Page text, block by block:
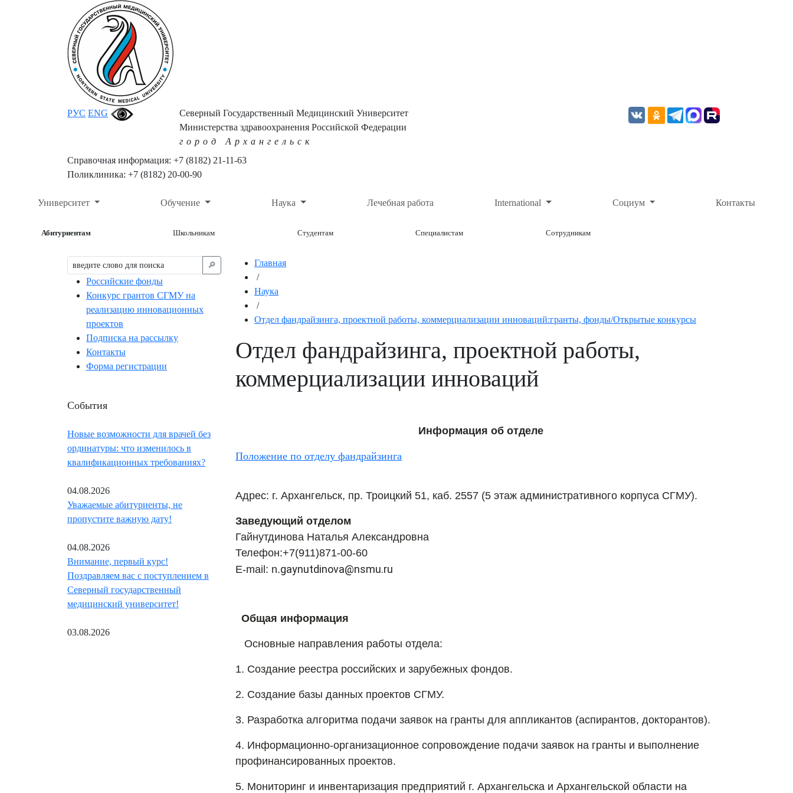
РУС ENG
Северный Государственный Медицинский Университет
Министерства здравоохранения Российской Федерации
город Архангельск
Справочная информация: +7 (8182) 21-11-63
Поликлиника: +7 (8182) 20-00-90
Университет Обучение Наука Лечебная работа International Социум Контакты
Абитуриентам Школьникам Студентам Специалистам Сотрудникам
🔎︎
Российские фонды
Конкурс грантов СГМУ на
реализацию инновационных
проектов
Подписка на рассылку
Контакты
Форма регистрации
События
Новые возможности для врачей без
ординатуры: что изменилось в
квалификационных требованиях?
04.08.2026
Уважаемые абитуриенты, не
пропустите важную дату!
04.08.2026
Внимание, первый курс!
Поздравляем вас с поступлением в
Северный государственный
медицинский университет!
03.08.2026
Главная
/
Наука
/
Отдел фандрайзинга, проектной работы, коммерциализации инноваций:гранты, фонды/Открытые конкурсы
Отдел фандрайзинга, проектной работы,
коммерциализации инноваций
Информация об отделе
Положение по отделу фандрайзинга
Адрес: г. Архангельск, пр. Троицкий 51, каб. 2557 (5 этаж административного корпуса СГМУ).
Заведующий отделом
Гайнутдинова Наталья Александровна
Телефон:+7(911)871-00-60
E-mail: n.gaynutdinova@nsmu.ru
Общая информация
Основные направления работы отдела:
1. Создание реестра российских и зарубежных фондов.
2. Создание базы данных проектов СГМУ.
3. Разработка алгоритма подачи заявок на гранты для аппликантов (аспирантов, докторантов).
4. Информационно-организационное сопровождение подачи заявок на гранты и выполнение
профинансированных проектов.
5. Мониторинг и инвентаризация предприятий г. Архангельска и Архангельской области на